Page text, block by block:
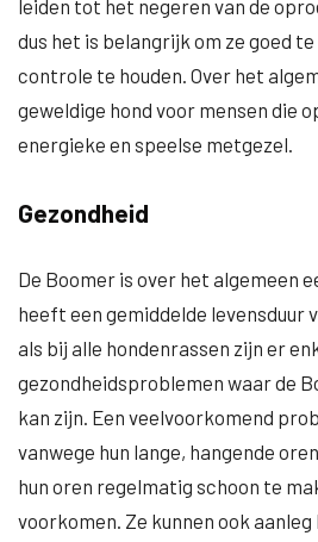
leiden tot het negeren van de
dus het is belangrijk om ze goed
controle te houden. Over het
geweldige hond voor mensen die
energieke en speelse metgezel.
Gezondheid
De Boomer is over het algemeen
heeft een gemiddelde levensduur
als bij alle hondenrassen zijn er
gezondheidsproblemen waar de
kan zijn. Een veelvoorkomend
vanwege hun lange, hangende
hun oren regelmatig schoon te
voorkomen. Ze kunnen ook